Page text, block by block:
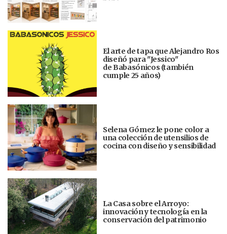
El arte de tapa que Alejandro Ros
diseñó para "Jessico"
de Babasónicos (también
cumple 25 años)
Selena Gómez le pone color a
una colección de utensilios de
cocina con diseño y sensibilidad
La Casa sobre el Arroyo:
innovación y tecnología en la
conservación del patrimonio